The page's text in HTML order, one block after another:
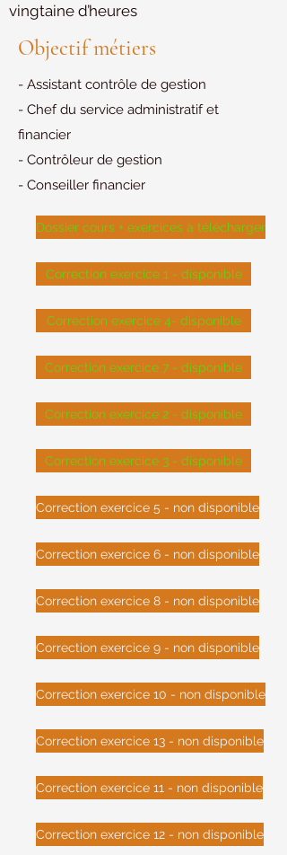
vingtaine d’heures
Objectif métiers
- Assistant contrôle de gestion
- Chef du service administratif et
financier
- Contrôleur de gestion
- Conseiller financier
Dossier cours + exercices à télécharger
Correction exercice 1 - disponible
Correction exercice 4- disponible
Correction exercice 7 - disponible
Correction exercice 2 - disponible
Correction exercice 3 - disponible
Correction exercice 5 - non disponible
Correction exercice 6 - non disponible
Correction exercice 8 - non disponible
Correction exercice 9 - non disponible
Correction exercice 10 - non disponible
Correction exercice 13 - non disponible
Correction exercice 11 - non disponible
Correction exercice 12 - non disponible